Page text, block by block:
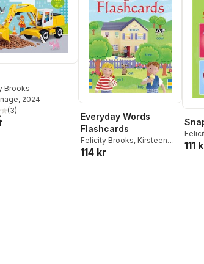
Brooks
, 2024
5 stjärnor. Totalt antal röster:
(3)
Everyday Words
Flashcards
Felicity Brooks, Kirsteen
Robson
114 kr
111